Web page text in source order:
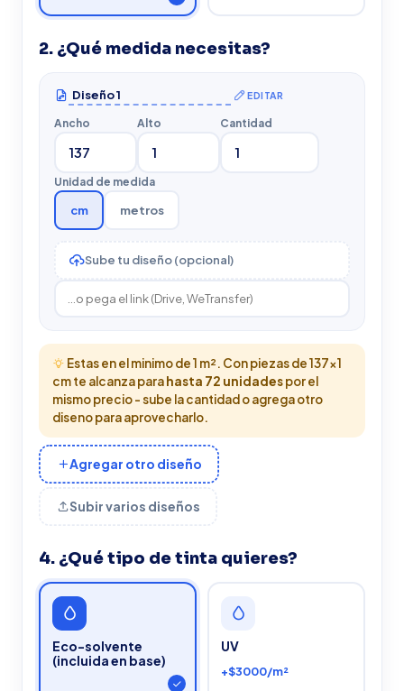
2. ¿Qué medida necesitas?
EDITAR
Ancho Alto Cantidad
Unidad de medida
cm metros
Sube tu diseño (opcional)
Estas en el minimo de 1 m². Con piezas de 137x1
cm te alcanza parahasta 72 unidadespor el
mismo precio - sube la cantidad o agrega otro
diseno para aprovecharlo.
Agregar otro diseño
Subir varios diseños
4. ¿Qué tipo de tinta quieres?
Eco-solvente
(incluida en base)
UV
+$3000/m²